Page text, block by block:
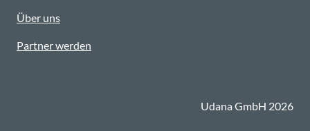
Über uns
Partner werden
Udana GmbH 2026